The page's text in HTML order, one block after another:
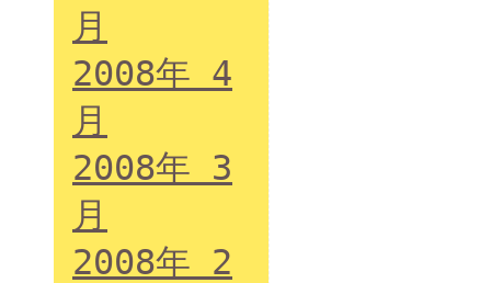
月
2008年 4
月
2008年 3
月
2008年 2